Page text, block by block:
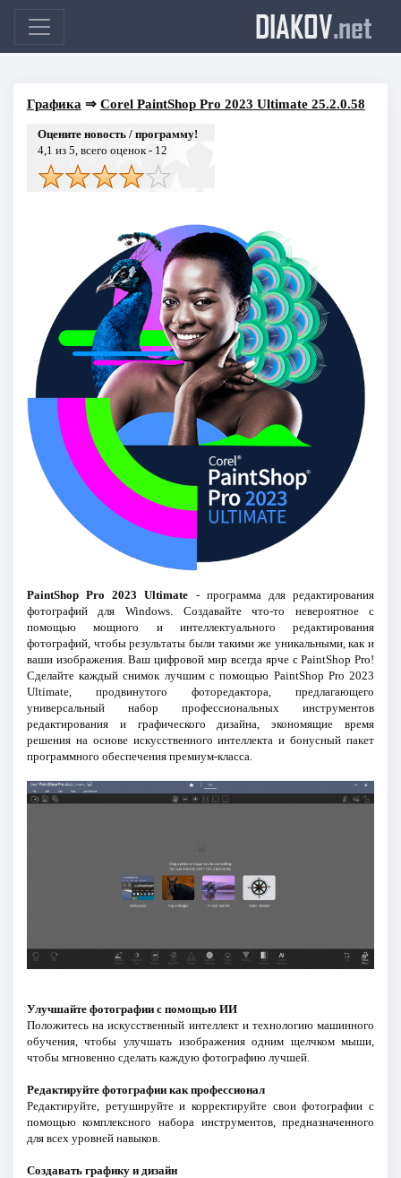
DIAKOV.net
Графика ⇒ Corel PaintShop Pro 2023 Ultimate 25.2.0.58
Оцените новость / программу!
4,1 из 5, всего оценок - 12
PaintShop Pro 2023 Ultimate - программа для редактирования
фотографий для Windows. Создавайте что-то невероятное с
помощью мощного и интеллектуального редактирования
фотографий, чтобы результаты были такими же уникальными, как и
ваши изображения. Ваш цифровой мир всегда ярче с PaintShop Pro!
Сделайте каждый снимок лучшим с помощью PaintShop Pro 2023
Ultimate, продвинутого фоторедактора, предлагающего
универсальный набор профессиональных инструментов
редактирования и графического дизайна, экономящие время
решения на основе искусственного интеллекта и бонусный пакет
программного обеспечения премиум-класса.
Улучшайте фотографии с помощью ИИ
Положитесь на искусственный интеллект и технологию машинного
обучения, чтобы улучшать изображения одним щелчком мыши,
чтобы мгновенно сделать каждую фотографию лучшей.
Редактируйте фотографии как профессионал
Редактируйте, ретушируйте и корректируйте свои фотографии с
помощью комплексного набора инструментов, предназначенного
для всех уровней навыков.
Создавать графику и дизайн